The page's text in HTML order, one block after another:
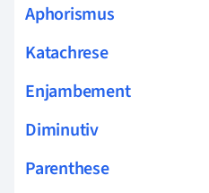
Aphorismus
Katachrese
Enjambement
Diminutiv
Parenthese